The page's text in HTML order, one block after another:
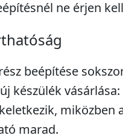
ne érjen
beépítése
készülék
miközben
marad.